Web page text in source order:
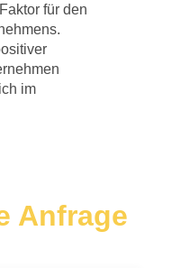
für den
im
Anfrage